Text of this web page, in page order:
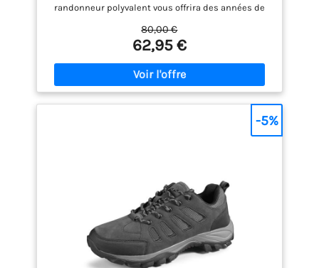
randonneur polyvalent vous offrira des années de
80,00 €
62,95 €
-5%